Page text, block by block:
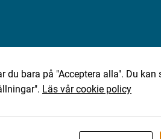
du bara på "Acceptera alla". Du
Läs vår cookie policy